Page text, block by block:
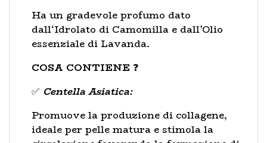
Ha un gradevole profumo dato
dall‘Idrolato di Camomilla e dall’Olio
essenziale di Lavanda.
COSA CONTIENE ❓
✅ Centella Asiatica:
Promuove la produzione di collagene,
ideale per pelle matura e stimola la